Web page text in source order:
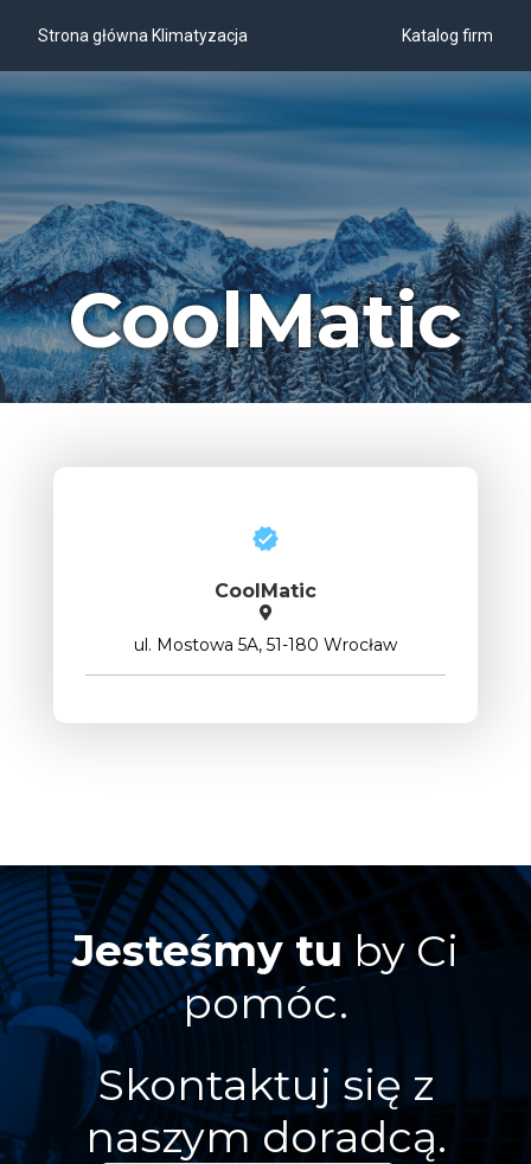
Strona główna Klimatyzacja Katalog firm
CoolMatic
CoolMatic
ul. Mostowa 5A, 51-180 Wrocław
Jesteśmy tu by Ci
pomóc.
Skontaktuj się z
naszym doradcą.